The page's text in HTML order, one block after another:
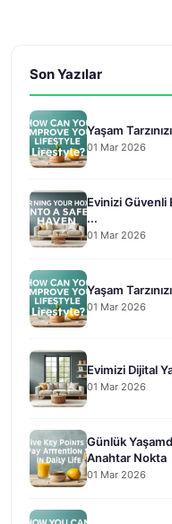
Son Yazılar
Yaşam
01 Mar 2026
Evinizi Güvenli
...
01 Mar 2026
Yaşam
01 Mar 2026
Evimizi Dijital
01 Mar 2026
Günlük
Anahtar Nokta
01 Mar 2026